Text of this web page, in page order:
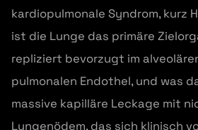
kardiopulmonale Syndrom, kurz
ist die Lunge das primäre
repliziert bevorzugt im
pulmonalen Endothel, und was
massive kapilläre Leckage mit
Lungenödem, das sich klinisch